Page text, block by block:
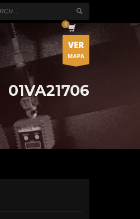
VER
MAPA
01VA21706